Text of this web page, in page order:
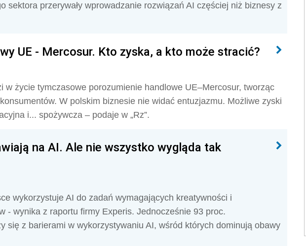
sektora przerywały wprowadzanie rozwiązań AI częściej niż biznesy z
UE - Mercosur. Kto zyska, a kto może stracić?
w życie tymczasowe porozumienie handlowe UE–Mercosur, tworząc
W polskim biznesie nie widać entuzjazmu. Możliwe zyski
i... spożywcza – podaje w „Rz”.
na AI. Ale nie wszystko wygląda tak
wykorzystuje AI do zadań wymagających kreatywności i
- wynika z raportu firmy Experis. Jednocześnie 93 proc.
się z barierami w wykorzystywaniu AI, wśród których dominują obawy